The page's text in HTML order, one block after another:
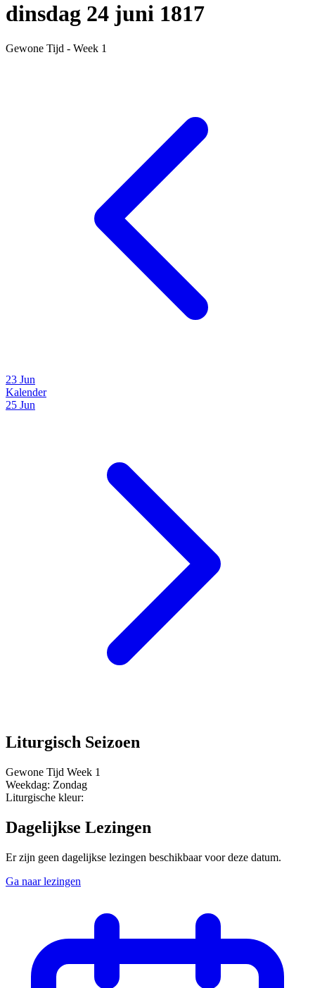
dinsdag 24 juni 1817
Gewone Tijd - Week 1
23 Jun
Kalender
25 Jun
Liturgisch Seizoen
Gewone Tijd Week 1
Weekdag: Zondag
Liturgische kleur:
Dagelijkse Lezingen
Er zijn geen dagelijkse lezingen beschikbaar voor deze datum.
Ga naar lezingen